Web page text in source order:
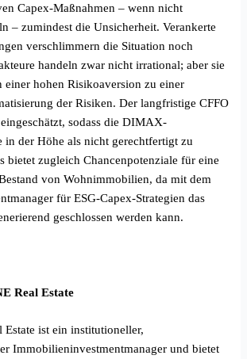
Capex-Maßnahmen – wenn nicht
– zumindest die Unsicherheit. Verankerte
verschlimmern die Situation noch
handeln zwar nicht irrational; aber sie
einer hohen Risikoaversion zu einer
der Risiken. Der langfristige CFFO
sodass die DIMAX-
in der Höhe als nicht gerechtfertigt zu
bietet zugleich Chancenpotenziale für eine
von Wohnimmobilien, da mit dem
für ESG-Capex-Strategien das
geschlossen werden kann.
Real Estate
Estate ist ein institutioneller,
Immobilieninvestmentmanager und bietet